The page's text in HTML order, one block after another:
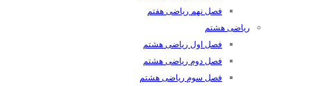
فصل نهم ریاضی هفتم
ریاضی هشتم
فصل اول ریاضی هشتم
فصل دوم ریاضی هشتم
فصل سوم ریاضی هشتم